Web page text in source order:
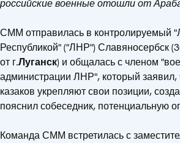
российские военные отошли от
СММ отправилась в контролируемый
Республикой" ("ЛНР") Славяносербск
от г.Луганск) и общалась с членом
администрации ЛНР", который заявил,
казаков укрепляют свои позиции,
пояснил собеседник, потенциальную
Команда СММ встретилась с